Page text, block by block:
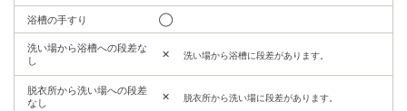
浴槽の手すり ◯
洗い場から浴槽への段差な
し
✕ 洗い場から浴槽に段差があります。
脱衣所から洗い場への段差
なし
✕ 脱衣所から洗い場に段差があります。